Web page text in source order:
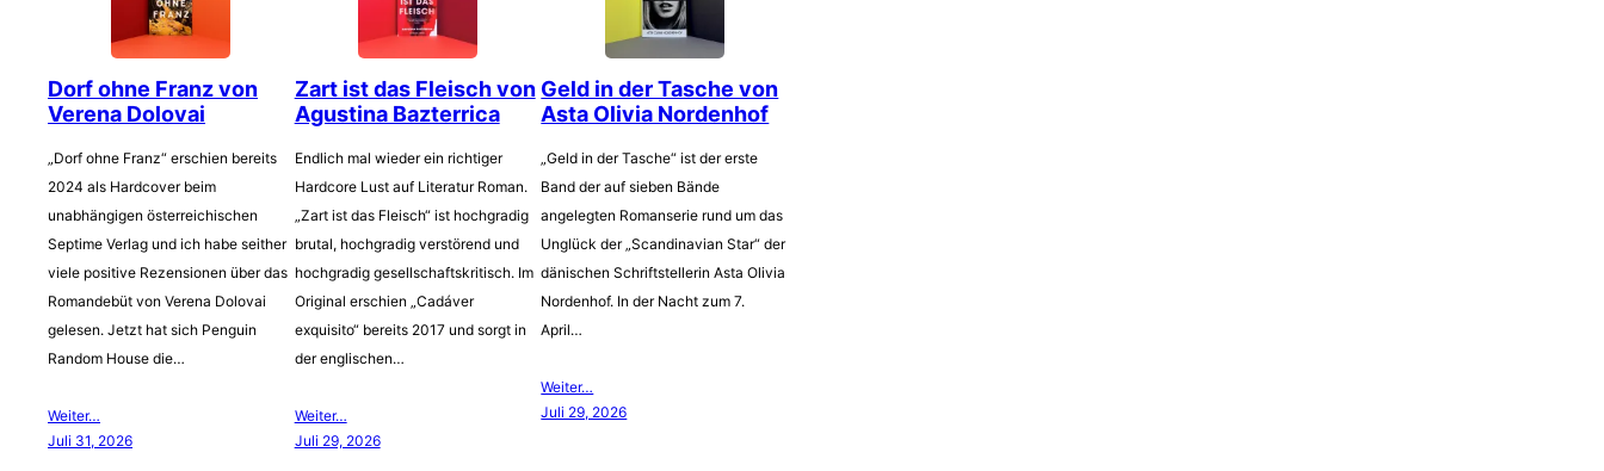
Dorf ohne Franz von
Verena Dolovai
„Dorf ohne Franz“ erschien bereits
2024 als Hardcover beim
unabhängigen österreichischen
Septime Verlag und ich habe seither
viele positive Rezensionen über das
Romandebüt von Verena Dolovai
gelesen. Jetzt hat sich Penguin
Random House die…
Weiter…
Juli 31, 2026
Zart ist das Fleisch von
Agustina Bazterrica
Endlich mal wieder ein richtiger
Hardcore Lust auf Literatur Roman.
„Zart ist das Fleisch“ ist hochgradig
brutal, hochgradig verstörend und
hochgradig gesellschaftskritisch. Im
Original erschien „Cadáver
exquisito“ bereits 2017 und sorgt in
der englischen…
Weiter…
Juli 29, 2026
Geld in der Tasche von
Asta Olivia Nordenhof
„Geld in der Tasche“ ist der erste
Band der auf sieben Bände
angelegten Romanserie rund um das
Unglück der „Scandinavian Star“ der
dänischen Schriftstellerin Asta Olivia
Nordenhof. In der Nacht zum 7.
April…
Weiter…
Juli 29, 2026